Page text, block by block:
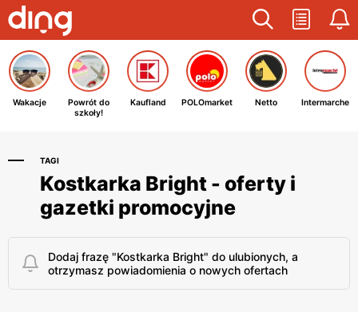
Wakacje
Powrót do
szkoły!
Kaufland POLOmarket Netto Intermarche
TAGI
Kostkarka Bright - oferty i
gazetki promocyjne
Dodaj frazę "Kostkarka Bright" do ulubionych, a
otrzymasz powiadomienia o nowych ofertach